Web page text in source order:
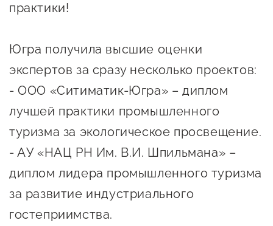
Поддержка креативного и
технологического
предпринимательства
Поддержка социальных
предпринимателей
Поддержка экспортеров
Финансовая поддержка
Меры поддержки в условиях
внешнего санкционного
давления
практики!
Югра получила высшие оценки
экспертов за сразу несколько проектов:
- OOO «Ситиматик-Югра» – диплом
лучшей практики промышленного
туризма за экологическое просвещение.
- АУ «НАЦ РН Им. В.И. Шпильмана» –
диплом лидера промышленного туризма
за развитие индустриального
гостеприимства.